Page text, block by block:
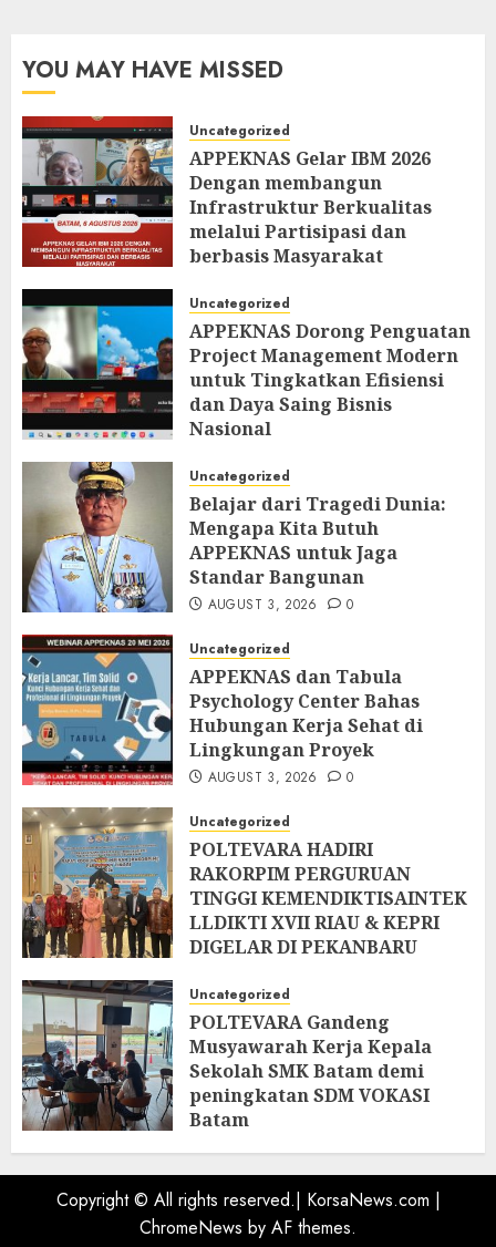
YOU MAY HAVE MISSED
Uncategorized
APPEKNAS Gelar IBM 2026
Dengan membangun
Infrastruktur Berkualitas
melalui Partisipasi dan
berbasis Masyarakat
Uncategorized
APPEKNAS Dorong Penguatan
Project Management Modern
untuk Tingkatkan Efisiensi
dan Daya Saing Bisnis
Nasional
Uncategorized
Belajar dari Tragedi Dunia:
Mengapa Kita Butuh
APPEKNAS untuk Jaga
Standar Bangunan
AUGUST 3, 2026 0
Uncategorized
APPEKNAS dan Tabula
Psychology Center Bahas
Hubungan Kerja Sehat di
Lingkungan Proyek
AUGUST 3, 2026 0
Uncategorized
POLTEVARA HADIRI
RAKORPIM PERGURUAN
TINGGI KEMENDIKTISAINTEK
LLDIKTI XVII RIAU & KEPRI
DIGELAR DI PEKANBARU
Uncategorized
POLTEVARA Gandeng
Musyawarah Kerja Kepala
Sekolah SMK Batam demi
peningkatan SDM VOKASI
Batam
Copyright © All rights reserved.| KorsaNews.com |
ChromeNews by AF themes.